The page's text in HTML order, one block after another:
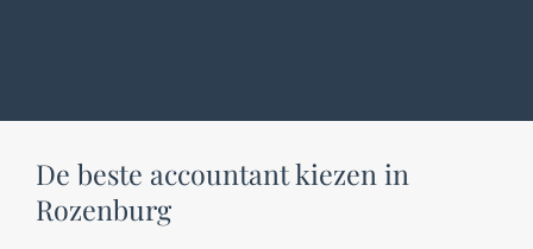
De beste accountant kiezen in
Rozenburg